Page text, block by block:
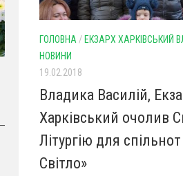
ГОЛОВНА /ЕКЗАРХ ХАРКІВСЬКИЙ
НОВИНИ
19.02.2018
Владика Василій,
Харківський очолив
Літургію для спільнот
Світло»